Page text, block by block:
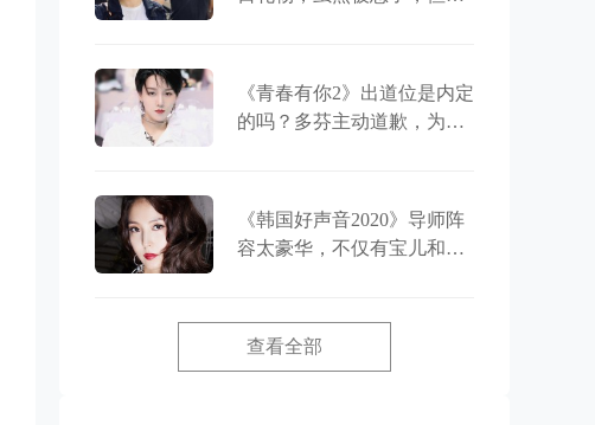
《青春有你2》出道位是内定
的吗？多芬主动道歉，为刘
《韩国好声音2020》导师阵
容太豪华，不仅有宝儿和成
查看全部